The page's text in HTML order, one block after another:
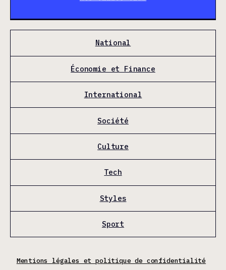
National
Économie et Finance
International
Société
Culture
Tech
Styles
Sport
Mentions légales et politique de confidentialité